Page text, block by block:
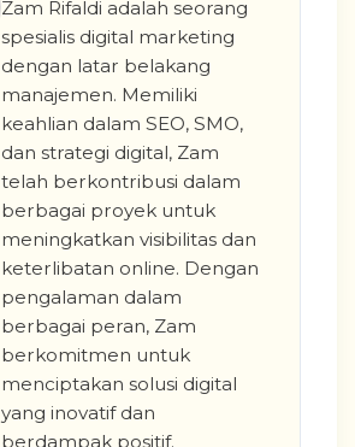
Zam Rifaldi adalah seorang
spesialis digital marketing
dengan latar belakang
manajemen. Memiliki
keahlian dalam SEO, SMO,
dan strategi digital, Zam
telah berkontribusi dalam
berbagai proyek untuk
meningkatkan visibilitas dan
keterlibatan online. Dengan
pengalaman dalam
berbagai peran, Zam
berkomitmen untuk
menciptakan solusi digital
yang inovatif dan
berdampak positif.